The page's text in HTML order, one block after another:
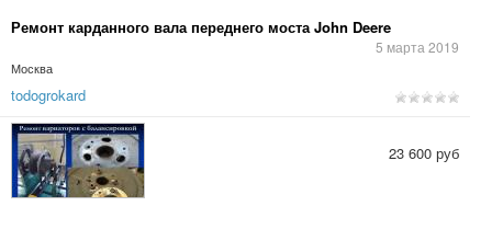
Ремонт карданного вала переднего моста John Deere
5 марта 2019
Москва
todogrokard
23 600 руб